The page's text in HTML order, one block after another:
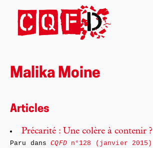
Malika Moine
Articles
Précarité : Une colère à contenir ?
Paru dansCQFDn°128 (janvier 2015)